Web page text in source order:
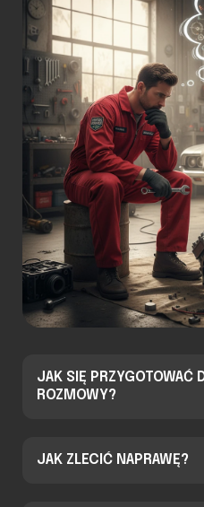
JAK SIĘ PRZYGOTOWAĆ
ROZMOWY?
JAK ZLECIĆ NAPRAWĘ?